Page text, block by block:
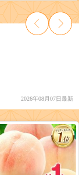
2026年08月07日最新